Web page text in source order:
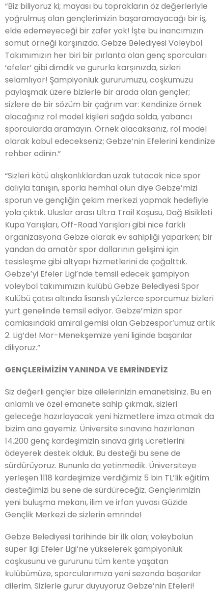
“Biz biliyoruz ki; mayası bu toprakların öz değerleriyle
yoğrulmuş olan gençlerimizin başaramayacağı bir iş,
elde edemeyeceği bir zafer yok! İşte bu inancımızın
somut örneği karşınızda. Gebze Belediyesi Voleybol
Takımımızın her biri bir pırlanta olan genç sporcuları
‘efeler’ gibi dimdik ve gururla karşınızda, sizleri
selamlıyor! Şampiyonluk gururumuzu, coşkumuzu
paylaşmak üzere bizlerle bir arada olan gençler;
sizlere de bir sözüm bir çağrım var: Kendinize örnek
alacağınız rol model kişileri sağda solda, yabancı
sporcularda aramayın. Örnek alacaksanız, rol model
olarak kabul edecekseniz; Gebze’nin Efelerini kendinize
rehber edinin.”
“Sizleri kötü alışkanlıklardan uzak tutacak nice spor
dalıyla tanışın, sporla hemhal olun diye Gebze’mizi
sporun ve gençliğin çekim merkezi yapmak hedefiyle
yola çıktık. Uluslar arası Ultra Trail Koşusu, Dağ Bisikleti
Kupa Yarışları, Off-Road Yarışları gibi nice farklı
organizasyona Gebze olarak ev sahipliği yaparken; bir
yandan da amatör spor dallarının gelişimi için
tesisleşme gibi altyapı hizmetlerini de çoğalttık.
Gebze’yi Efeler Ligi’nde temsil edecek şampiyon
voleybol takımımızın kulübü Gebze Belediyesi Spor
Kulübü çatısı altında lisanslı yüzlerce sporcumuz bizleri
yurt genelinde temsil ediyor. Gebze’mizin spor
camiasındaki amiral gemisi olan Gebzespor’umuz artık
2. Lig’de! Mor-Menekşemize yeni liginde başarılar
diliyoruz.”
GENÇLERİMİZİN YANINDA VE EMRİNDEYİZ
Siz değerli gençler bize ailelerinizin emanetisiniz. Bu en
anlamlı ve özel emanete sahip çıkmak, sizleri
geleceğe hazırlayacak yeni hizmetlere imza atmak da
bizim ana gayemiz. Üniversite sınavına hazırlanan
14.200 genç kardeşimizin sınava giriş ücretlerini
ödeyerek destek olduk. Bu desteği bu sene de
sürdürüyoruz. Bununla da yetinmedik. Üniversiteye
yerleşen 1118 kardeşimize verdiğimiz 5 bin TL’lik eğitim
desteğimizi bu sene de sürdüreceğiz. Gençlerimizin
yeni buluşma mekanı, ilim ve irfan yuvası Güzide
Gençlik Merkezi de sizlerin emrinde!
Gebze Belediyesi tarihinde bir ilk olan; voleybolun
süper ligi Efeler Ligi’ne yükselerek şampiyonluk
coşkusunu ve gururunu tüm kente yaşatan
kulübümüze, sporcularımıza yeni sezonda başarılar
dilerim. Sizlerle gurur duyuyoruz Gebze’nin Efeleri!